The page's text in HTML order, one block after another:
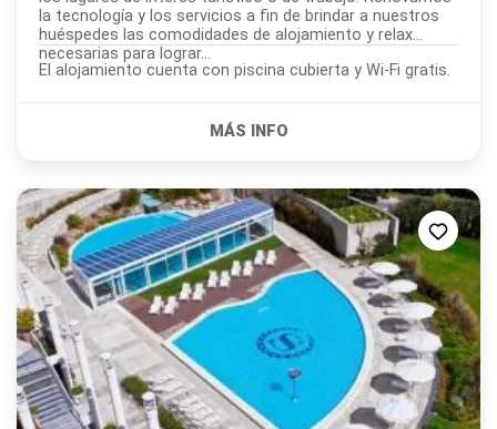
la tecnología y los servicios a fin de brindar a nuestros
huéspedes las comodidades de alojamiento y relax
necesarias para lograr...
El alojamiento cuenta con piscina cubierta y Wi-Fi gratis.